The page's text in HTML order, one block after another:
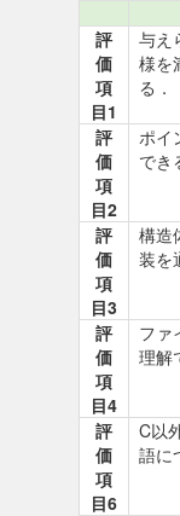
評
価
項
目1
与え
様を
る．
評
価
項
目2
ポイ
でき
評
価
項
目3
構造
装を
評
価
項
目4
ファ
理解
評
価
項
目6
C以
語に